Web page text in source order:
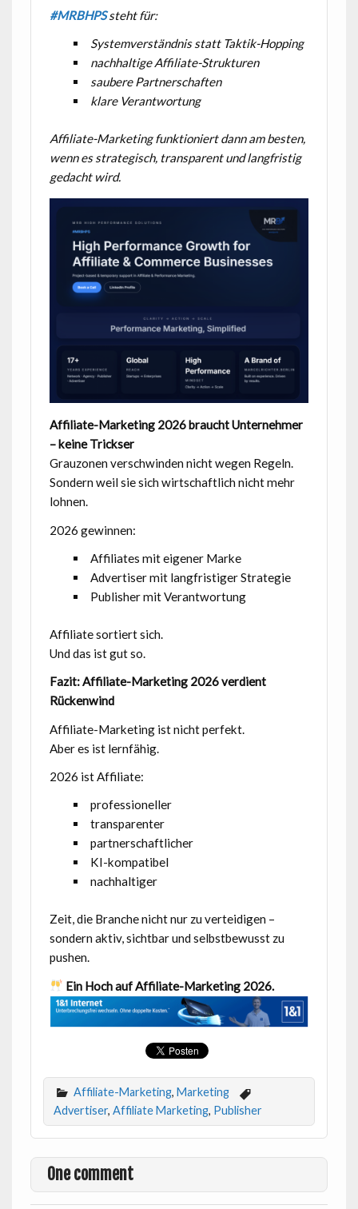
#MRBHPSsteht für:
Systemverständnis statt Taktik-Hopping
nachhaltige Affiliate-Strukturen
saubere Partnerschaften
klare Verantwortung
Affiliate-Marketing funktioniert dann am besten,
wenn es strategisch, transparent und langfristig
gedacht wird.
Affiliate-Marketing 2026 braucht Unternehmer
– keine Trickser
Grauzonen verschwinden nicht wegen Regeln.
Sondern weil sie sich wirtschaftlich nicht mehr
lohnen.
2026 gewinnen:
Affiliates mit eigener Marke
Advertiser mit langfristiger Strategie
Publisher mit Verantwortung
Affiliate sortiert sich.
Und das ist gut so.
Fazit: Affiliate-Marketing 2026 verdient
Rückenwind
Affiliate-Marketing ist nicht perfekt.
Aber es ist lernfähig.
2026 ist Affiliate:
professioneller
transparenter
partnerschaftlicher
KI-kompatibel
nachhaltiger
Zeit, die Branche nicht nur zu verteidigen –
sondern aktiv, sichtbar und selbstbewusst zu
pushen.
Ein Hoch auf Affiliate-Marketing 2026.
Affiliate-Marketing, Marketing
Advertiser, Affiliate Marketing, Publisher
One comment